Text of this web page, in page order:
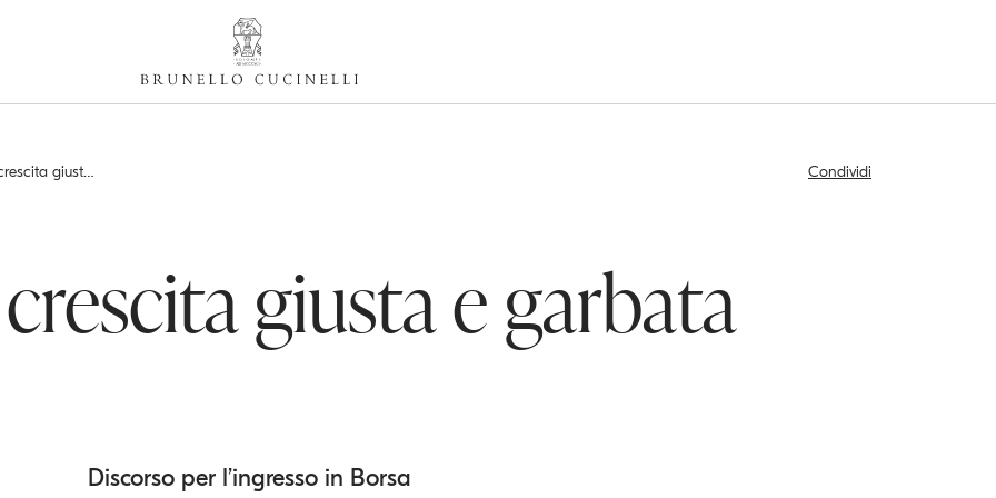
2012 - Per una crescita giusta e garbata. Discorso per l’ingresso in Borsa Condividi
giusta e garbata
Discorso per l’ingresso in Borsa